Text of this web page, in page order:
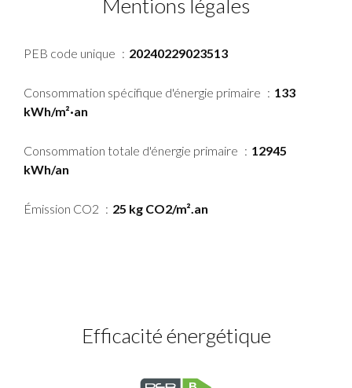
Mentions légales
PEB code unique 20240229023513
Consommation spécifique d'énergie primaire
133
kWh/m²·an
Consommation totale d'énergie primaire
12945
kWh/an
Émission CO2 25 kg CO2/m².an
Efficacité énergétique